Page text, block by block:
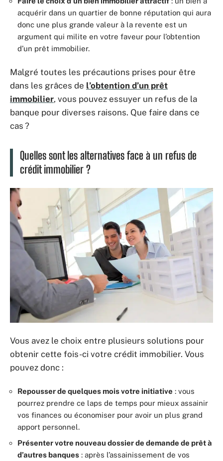
acquérir dans un quartier de bonne réputation qui aura
donc une plus grande valeur à la revente est un
argument qui milite en votre faveur pour l’obtention
d’un prêt immobilier.
Malgré toutes les précautions prises pour être
dans les grâces de l’obtention d’un prêt
immobilier, vous pouvez essuyer un refus de la
banque pour diverses raisons. Que faire dans ce
cas ?
Quelles sont les alternatives face à un refus de
crédit immobilier ?
Vous avez le choix entre plusieurs solutions pour
obtenir cette fois-ci votre crédit immobilier. Vous
pouvez donc :
Repousser de quelques mois votre initiative : vous
pourrez prendre ce laps de temps pour mieux assainir
vos finances ou économiser pour avoir un plus grand
apport personnel.
Présenter votre nouveau dossier de demande de prêt à
d’autres banques : après l’assainissement de vos